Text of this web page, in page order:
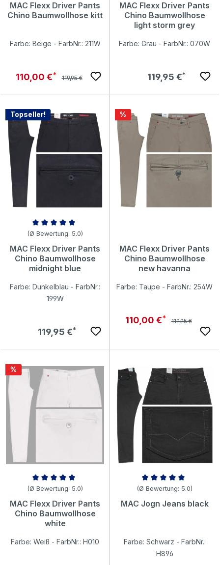
MAC Flexx Driver Pants
Chino Baumwollhose kitt
Farbe: Beige - FarbNr.: 211W
Verkaufspreis:
110,00 € Regulärer Preis:
119,95 €
MAC Flexx Driver Pants
Chino Baumwollhose
light storm grey
Farbe: Grau - FarbNr.: 070W
Regulärer Preis:
119,95 €
Topseller!
Durchschnittliche Bewertung von 5 von 5 Sternen
(Ø Bewertung: 5.0)
MAC Flexx Driver Pants
Chino Baumwollhose
midnight blue
Farbe: Dunkelblau - FarbNr.:
199W
Regulärer Preis:
119,95 €
Rabatt
%
MAC Flexx Driver Pants
Chino Baumwollhose
new havanna
Farbe: Taupe - FarbNr.: 254W
Verkaufspreis:
110,00 € Regulärer Preis:
119,95 €
Rabatt
%
Durchschnittliche Bewertung von 5 von 5 Sternen
(Ø Bewertung: 5.0)
MAC Flexx Driver Pants
Chino Baumwollhose
white
Farbe: Weiß - FarbNr.: H010
Durchschnittliche Bewertung
(Ø Bewertung: 5.0)
MAC Jogn Jeans black
Farbe: Schwarz - FarbNr.:
H896